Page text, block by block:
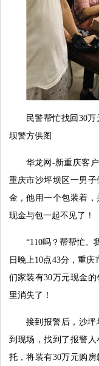
民警帮忙找回30
坝警方供图
华龙网-新重庆客
重庆市沙坪坝区一男
金，他用一个包装着
现金与包一起不见了！
“110吗？帮帮忙。
日晚上10点43分，重
们家装有30万元现金
里消失了！
接到报警后，沙
到现场，找到了报警
托，将装有30万元购